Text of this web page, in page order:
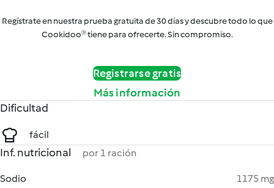
Regístrate en nuestra prueba gratuita de 30 días y descubre todo lo que
Cookidoo® tiene para ofrecerte. Sin compromiso.
Registrarse gratis
Más información
Dificultad
fácil
Inf. nutricional por 1 ración
Sodio
1175 mg